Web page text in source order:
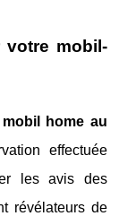
votre mobil-
mobil home au
effectuée
les avis des
révélateurs de